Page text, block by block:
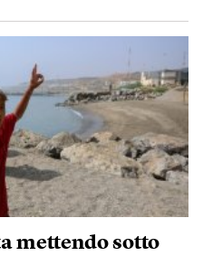
mettendo sotto